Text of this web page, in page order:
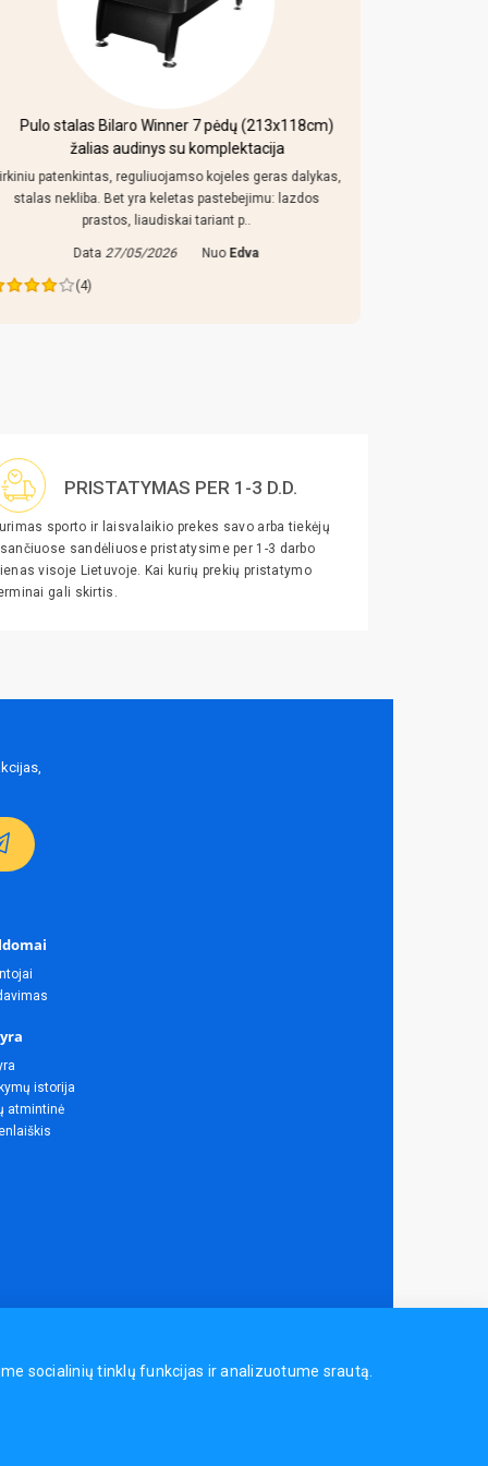
Pulo stalas Bilaro Winner 7 pėdų (213x118cm)
žalias audinys su komplektacija
patenkintas, reguliuojamso kojeles geras dalykas,
stalas nekliba. Bet yra keletas pastebejimu: lazdos
prastos, liaudiskai tariant p..
Data 27/05/2026 Nuo Edva
(4)
PRISTATYMAS PER 1-3 D.D.
sporto ir laisvalaikio prekes savo arba tiekėjų
sandėliuose pristatysime per 1-3 darbo
visoje Lietuvoje. Kai kurių prekių pristatymo
gali skirtis.
istorija
atmintinė
socialinių tinklų funkcijas ir analizuotume srautą.